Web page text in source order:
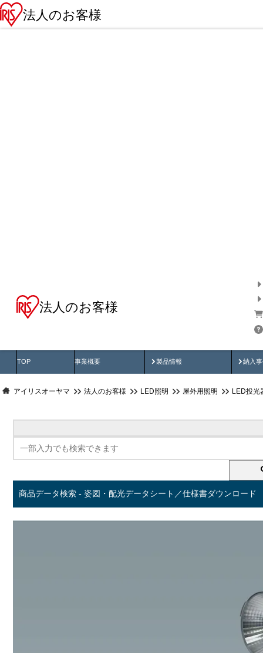
法人のお客様
法人のお客様
TOP 事業概要 製品情報
製品動画 納入
納
アイリスオーヤマ 法人のお客様 LED照明 屋外用照明 LED投光
商品データ検索 - 姿図・配光データシート／仕様書ダウンロード